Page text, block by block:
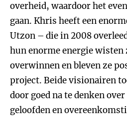
overheid, waardoor het
gaan. Khris heeft een
Utzon – die in 2008
hun enorme energie wisten
overwinnen en bleven ze
project. Beide visionairen
door goed na te denken
geloofden en